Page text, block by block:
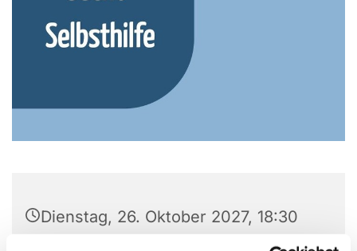
Dienstag, 26. Oktober 2027, 18:30